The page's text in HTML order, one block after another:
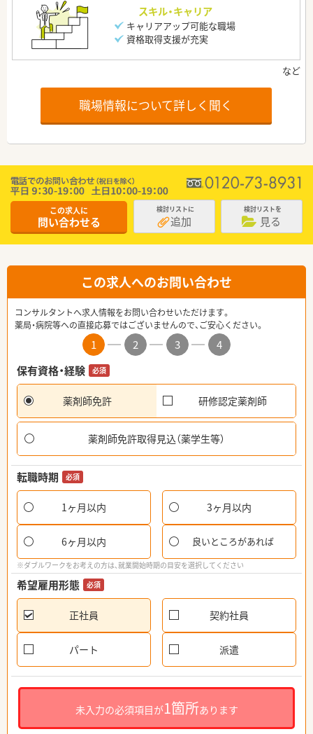
スキル・キャリア
キャリアアップ可能な職場
資格取得支援が充実
職場情報について詳しく聞く
この求人に
問い合わせる
検討リストに
追加
検討リストを
見る
この求人へのお問い合わせ
コンサルタントへ求人情報をお問い合わせいただけます。
薬局・病院等への直接応募ではございませんので、ご安心ください。
1 2 3
4
保有資格・経験
必須
薬剤師免許 研修認定薬剤師
薬剤師免許取得見込（薬学生等）
転職時期 必須
1ヶ月以内 3ヶ月以内
6ヶ月以内 良いところがあれば
※ダブルワークをお考えの方は、就業開始時期の目安を選択してください
希望雇用形態 必須
正社員 契約社員
パート 派遣
未入力の必須項目が1箇所あります